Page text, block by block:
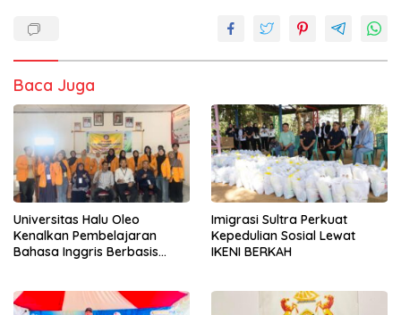
Baca Juga
Universitas Halu Oleo
Kenalkan Pembelajaran
Bahasa Inggris Berbasis
Imigrasi Sultra Perkuat
Kepedulian Sosial Lewat
IKENI BERKAH